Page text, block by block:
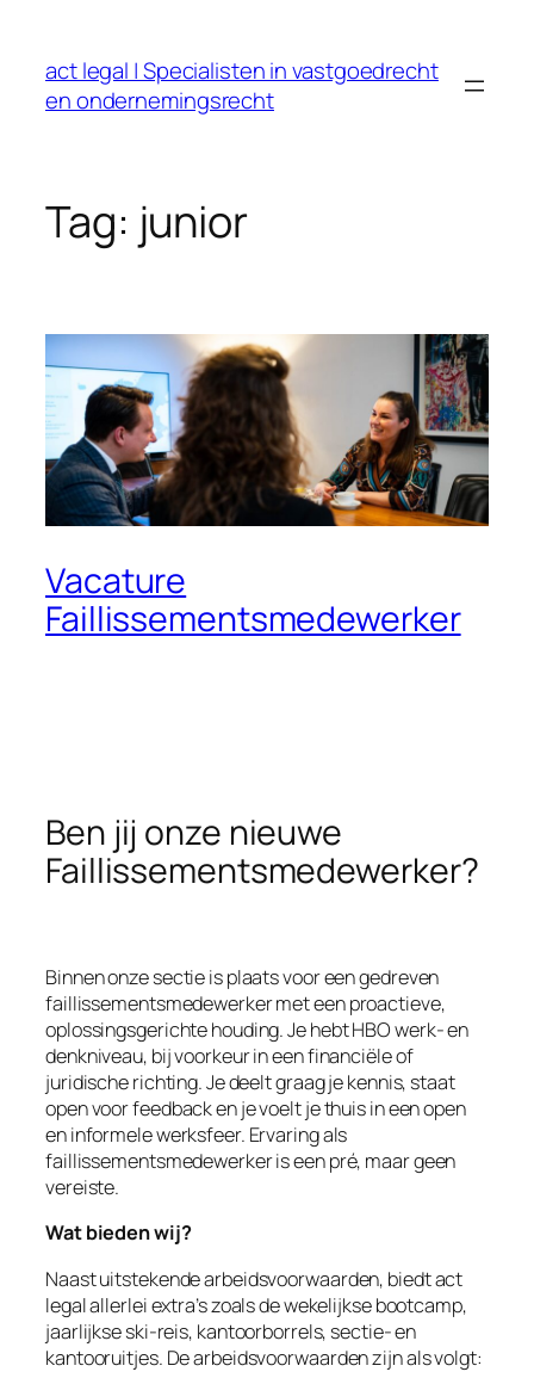
inhoud
act legal | Specialisten in vastgoedrecht
en ondernemingsrecht
Tag: junior
Vacature
Faillissementsmedewerker
Ben jij onze nieuwe
Faillissementsmedewerker?
Binnen onze sectie is plaats voor een gedreven
faillissementsmedewerker met een proactieve,
oplossingsgerichte houding. Je hebt HBO werk- en
denkniveau, bij voorkeur in een financiële of
juridische richting. Je deelt graag je kennis, staat
open voor feedback en je voelt je thuis in een open
en informele werksfeer. Ervaring als
faillissementsmedewerker is een pré, maar geen
vereiste.
Wat bieden wij?
Naast uitstekende arbeidsvoorwaarden, biedt act
legal allerlei extra’s zoals de wekelijkse bootcamp,
jaarlijkse ski-reis, kantoorborrels, sectie- en
kantooruitjes. De arbeidsvoorwaarden zijn als volgt: